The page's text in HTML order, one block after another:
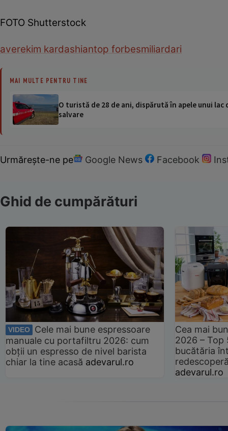
FOTO Shutterstock
averekim kardashiantop forbesmiliardari
MAI MULTE PENTRU TINE
O turistă de 28 de ani, dispărută în apele unui
salvare
Urmărește-ne pe Google News Facebook
Ghid de cumpărături
VIDEO
Cele mai bune espressoare
manuale cu portafiltru 2026: cum
obții un espresso de nivel barista
chiar la tine acasă adevarul.ro
Cea mai
2026 –
bucătăria
adevarul.ro